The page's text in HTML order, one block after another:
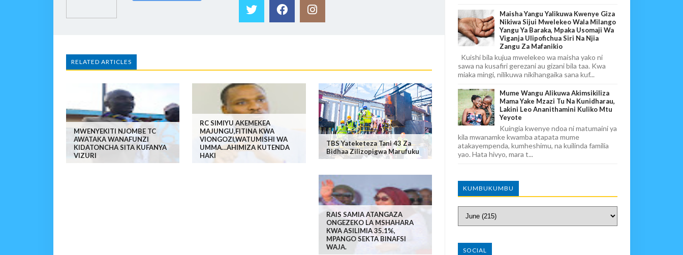
RELATED ARTICLES
MWENYEKITI NJOMBE TC
AWATAKA WANAFUNZI
KIDATONCHA SITA KUFANYA
VIZURI
RC SIMIYU AKEMEKEA
MAJUNGU,FITINA KWA
VIONGOZI,WATUMISHI WA
UMMA…AHIMIZA KUTENDA
HAKI
TBS Yateketeza Tani 43 Za
Bidhaa Zilizopigwa Marufuku
RAIS SAMIA ATANGAZA
ONGEZEKO LA MSHAHARA
KWA ASILIMIA 35.1%,
MPANGO SEKTA BINAFSI
WAJA.
Maisha Yangu Yalikuwa Kwenye Giza
Nikiwa Sijui Mwelekeo Wala Milango
Yangu Ya Baraka, Mpaka Usomaji Wa
Viganja Ulipofichua Siri Na Njia
Zangu Za Mafanikio
Kuishi bila kujua mwelekeo wa maisha yako ni
sawa na kusafiri gerezani au gizani bila taa. Kwa
miaka mingi, nilikuwa nikihangaika sana kuf...
Mume Wangu Alikuwa Akimsikiliza
Mama Yake Mzazi Tu Na Kunidharau,
Lakini Leo Ananithamini Kuliko Mtu
Yeyote
Kuingia kwenye ndoa ni matumaini ya
kila mwanamke kwamba atapata mume
atakayempenda, kumheshimu, na kuilinda familia
yao. Hata hivyo, mara t...
KUMBUKUMBU
SOCIAL